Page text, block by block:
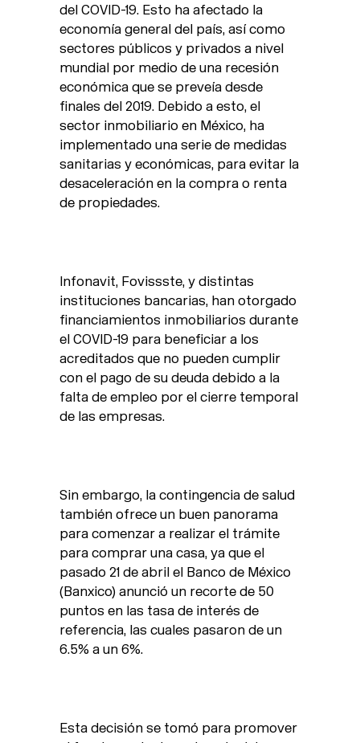
del COVID-19. Esto ha afectado la
economía general del país, así como
sectores públicos y privados a nivel
mundial por medio de una recesión
económica que se preveía desde
finales del 2019. Debido a esto, el
sector inmobiliario en México, ha
implementado una serie de medidas
sanitarias y económicas, para evitar la
desaceleración en la compra o renta
de propiedades.
Infonavit, Fovissste, y distintas
instituciones bancarias, han otorgado
financiamientos inmobiliarios durante
el COVID-19 para beneficiar a los
acreditados que no pueden cumplir
con el pago de su deuda debido a la
falta de empleo por el cierre temporal
de las empresas.
Sin embargo, la contingencia de salud
también ofrece un buen panorama
para comenzar a realizar el trámite
para comprar una casa, ya que el
pasado 21 de abril el Banco de México
(Banxico) anunció un recorte de 50
puntos en las tasa de interés de
referencia, las cuales pasaron de un
6.5% a un 6%.
Esta decisión se tomó para promover